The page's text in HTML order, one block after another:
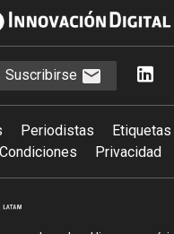
Suscribirse
Periodistas Etiquetas
Privacidad